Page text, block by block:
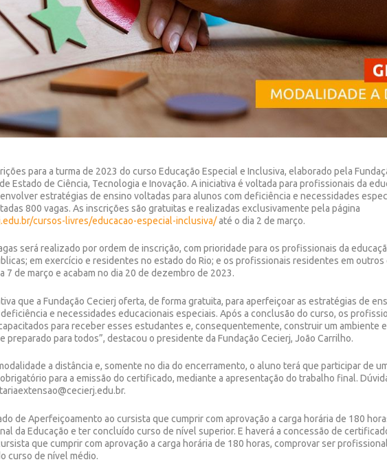
para a turma de 2023 do curso Educação Especial e Inclusiva, elaborado pela
Estado de Ciência, Tecnologia e Inovação. A iniciativa é voltada para profissionais da
estratégias de ensino voltadas para alunos com deficiência e necessidades
800 vagas. As inscrições são gratuitas e realizadas exclusivamente pela página
cursos-livres/educacao-especial-inclusiva/até o dia 2 de março.
será realizado por ordem de inscrição, com prioridade para os profissionais da
em exercício e residentes no estado do Rio; e os profissionais residentes em outros
7 de março e acabam no dia 20 de dezembro de 2023.
que a Fundação Cecierj oferta, de forma gratuita, para aperfeiçoar as estratégias de
e necessidades educacionais especiais. Após a conclusão do curso, os
para receber esses estudantes e, consequentemente, construir um ambiente
preparado para todos”, destacou o presidente da Fundação Cecierj, João Carrilho.
a distância e, somente no dia do encerramento, o aluno terá que participar de
para a emissão do certificado, mediante a apresentação do trabalho final.
de Aperfeiçoamento ao cursista que cumprir com aprovação a carga horária de 180
da Educação e ter concluído curso de nível superior. E haverá a concessão de
que cumprir com aprovação a carga horária de 180 horas, comprovar ser
curso de nível médio.